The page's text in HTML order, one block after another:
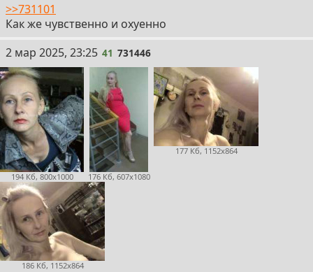
>>731101
Как же чувственно и охуенно
41
2 мар 2025, 23:25 41 731446
194 Кб, 800x1000 176 Кб, 607x1080
177 Кб, 1152x864
186 Кб, 1152x864